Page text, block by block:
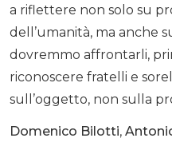
a riflettere non solo su
dell’umanità, ma anche
dovremmo affrontarli,
riconoscere fratelli e
sull’oggetto, non sulla
Domenico Bilotti,